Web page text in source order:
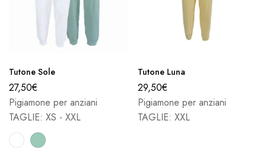
Tutone Sole
27,50€
Pigiamone per anziani
TAGLIE: XS - XXL
Tutone Luna
29,50€
Pigiamone per anziani
TAGLIE: XXL